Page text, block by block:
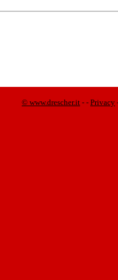
© www.drescher.it - - Privacy